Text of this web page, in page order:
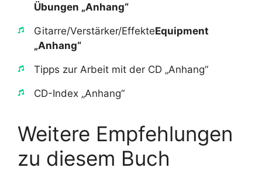
Übungen „Anhang“
​Gitarre/Verstärker/Effekte​Equipment
„Anhang“
​Tipps zur Arbeit mit der CD „Anhang“
​CD-Index „Anhang“
Weitere Empfehlungen
zu diesem Buch